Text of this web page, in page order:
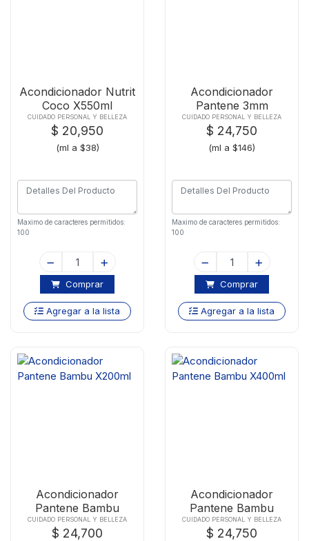
Acondicionador Nutrit
Coco X550ml
CUIDADO PERSONAL Y BELLEZA
$ 20,950
(ml a $38)
Maximo de caracteres permitidos:
100
Comprar
Agregar a la lista
Acondicionador
Pantene 3mm
Restauracion X170ml
CUIDADO PERSONAL Y BELLEZA
$ 24,750
(ml a $146)
Maximo de caracteres permitidos:
100
Comprar
Agregar a la lista
Acondicionador
Pantene Bambu
X200ml
CUIDADO PERSONAL Y BELLEZA
$ 24,700
Acondicionador
Pantene Bambu
X400ml
CUIDADO PERSONAL Y BELLEZA
$ 24,750